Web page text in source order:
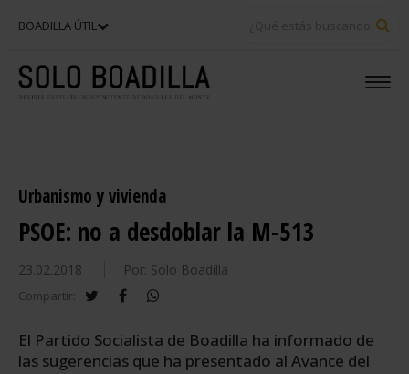
BOADILLA ÚTIL
Urbanismo y vivienda
PSOE: no a desdoblar la M-513
23.02.2018 Por: Solo Boadilla
Compartir: twitterfacebook
El Partido Socialista de Boadilla ha informado de
las sugerencias que ha presentado al Avance del